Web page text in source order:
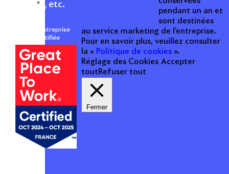
hôtellerie, etc.
Une entreprise
certifiée
pendant un an et
sont destinées
au service marketing de l’entreprise.
Pour en savoir plus, veuillez consulter
la « Politique de cookies ».
Réglage des Cookies Accepter
tout Refuser tout
Fermer